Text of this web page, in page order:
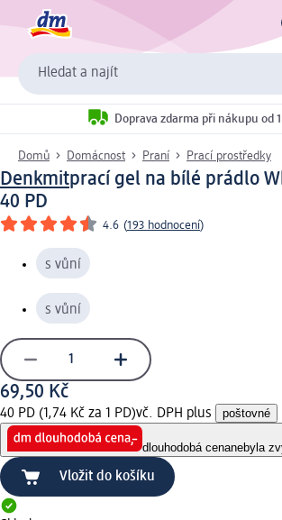
Hledat a najít
Doprava zdarma při nákupu od
Domů Domácnost Praní Prací prostředky
Denkmitprací gel na bílé prádlo
40 PD
4.6 (193 hodnocení)
s vůní
s vůní
69,50 Kč
40 PD (1,74 Kč za 1 PD)vč. DPH plus poštovné
dlouhodobá cenanebyla
Vložit do košíku